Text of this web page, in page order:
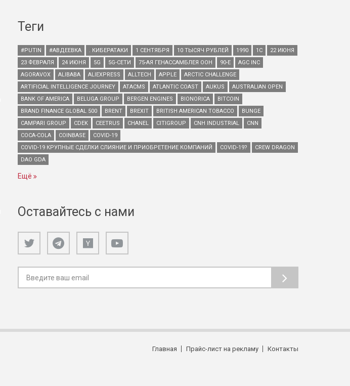
Теги
#PUTIN #АВДЕЕВКА . КИБЕРАТАКИ 1 СЕНТЯБРЯ 10 ТЫСЯЧ РУБЛЕЙ 1990 1С
22 ИЮНЯ
23 ФЕВРАЛЯ
24 ИЮНЯ 5G 5G-СЕТИ 75-АЯ ГЕНАССАМБЛЕЯ ООН 90-Е
AGC INC
AGORAVOX
ALIBABA ALIEXPRESS ALLTECH APPLE
ARCTIC CHALLENGE
ARTIFICIAL INTELLIGENCE JOURNEY
ATACMS ATLANTIC COAST AUKUS
AUSTRALIAN OPEN
BANK OF AMERICA
BELUGA GROUP BERGEN ENGINES BIONORICA
BITCOIN
BRAND FINANCE GLOBAL 500
BRENT BREXIT BRITISH AMERICAN TOBACCO
BUNGE
CAMPARI GROUP
CDEK CEETRUS CHANEL CITIGROUP CNH INDUSTRIAL
CNN
COCA-COLA
COINBASE
COVID-19
COVID-19 КРУПНЫЕ СДЕЛКИ СЛИЯНИЕ И ПРИОБРЕТЕНИЕ КОМПАНИЙ
COVID-19?
CREW DRAGON
DAO GDA
Ещё
Оставайтесь с нами
Главная Прайс-лист на рекламу Контакты